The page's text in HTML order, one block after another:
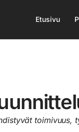
Etusivu
toimivuus,